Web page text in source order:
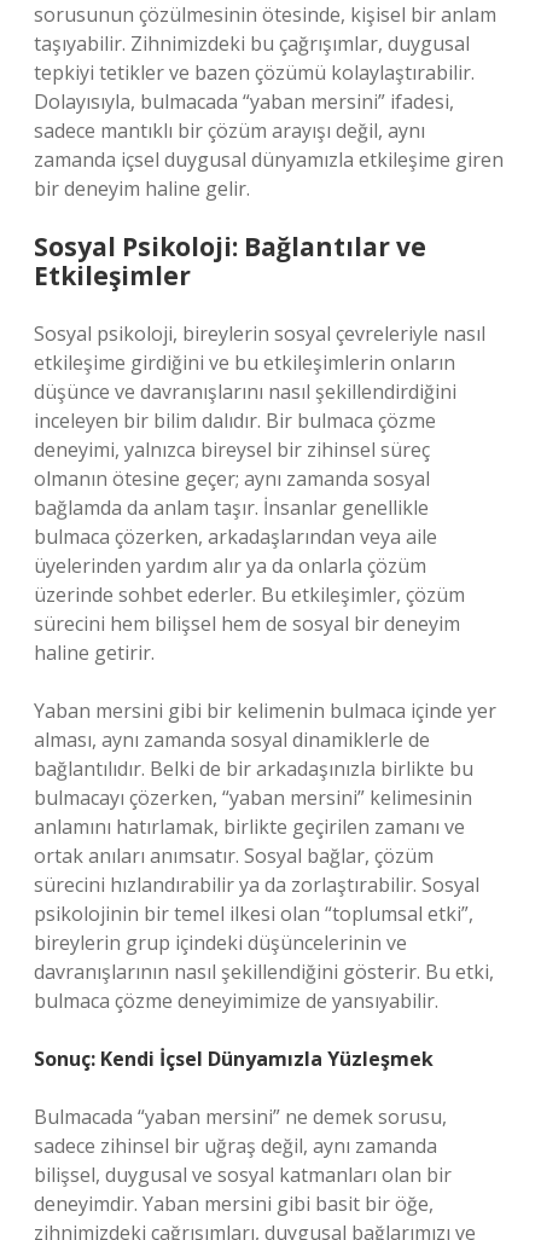
sorusunun çözülmesinin ötesinde, kişisel bir anlam
taşıyabilir. Zihnimizdeki bu çağrışımlar, duygusal
tepkiyi tetikler ve bazen çözümü kolaylaştırabilir.
Dolayısıyla, bulmacada “yaban mersini” ifadesi,
sadece mantıklı bir çözüm arayışı değil, aynı
zamanda içsel duygusal dünyamızla etkileşime giren
bir deneyim haline gelir.
Sosyal Psikoloji: Bağlantılar ve
Etkileşimler
Sosyal psikoloji, bireylerin sosyal çevreleriyle nasıl
etkileşime girdiğini ve bu etkileşimlerin onların
düşünce ve davranışlarını nasıl şekillendirdiğini
inceleyen bir bilim dalıdır. Bir bulmaca çözme
deneyimi, yalnızca bireysel bir zihinsel süreç
olmanın ötesine geçer; aynı zamanda sosyal
bağlamda da anlam taşır. İnsanlar genellikle
bulmaca çözerken, arkadaşlarından veya aile
üyelerinden yardım alır ya da onlarla çözüm
üzerinde sohbet ederler. Bu etkileşimler, çözüm
sürecini hem bilişsel hem de sosyal bir deneyim
haline getirir.
Yaban mersini gibi bir kelimenin bulmaca içinde yer
alması, aynı zamanda sosyal dinamiklerle de
bağlantılıdır. Belki de bir arkadaşınızla birlikte bu
bulmacayı çözerken, “yaban mersini” kelimesinin
anlamını hatırlamak, birlikte geçirilen zamanı ve
ortak anıları anımsatır. Sosyal bağlar, çözüm
sürecini hızlandırabilir ya da zorlaştırabilir. Sosyal
psikolojinin bir temel ilkesi olan “toplumsal etki”,
bireylerin grup içindeki düşüncelerinin ve
davranışlarının nasıl şekillendiğini gösterir. Bu etki,
bulmaca çözme deneyimimize de yansıyabilir.
Sonuç: Kendi İçsel Dünyamızla Yüzleşmek
Bulmacada “yaban mersini” ne demek sorusu,
sadece zihinsel bir uğraş değil, aynı zamanda
bilişsel, duygusal ve sosyal katmanları olan bir
deneyimdir. Yaban mersini gibi basit bir öğe,
zihnimizdeki çağrışımları, duygusal bağlarımızı ve